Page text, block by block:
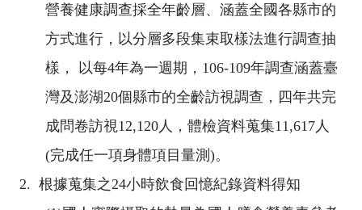
營養健康調查採全年齡層、涵蓋全國各縣市的
方式進行，以分層多段集束取樣法進行調查抽
樣， 以每4年為一週期， 106-109年調查涵蓋臺
灣及澎湖20個縣市的全齡訪視調查，四年共完
成問卷訪視12,120 人，體檢資料蒐集11,617 人
(完成任一項身體項目量測 )。
2. 根據蒐集之 24小時飲食回憶紀錄資料得知